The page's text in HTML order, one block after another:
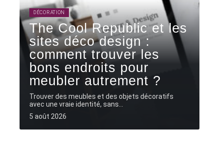
DÉCORATION
The Cool Republic et les
sites déco design :
comment trouver les
bons endroits pour
meubler autrement ?
Trouver des meubles et des objets décoratifs
avec une vraie identité, sans
5 août 2026